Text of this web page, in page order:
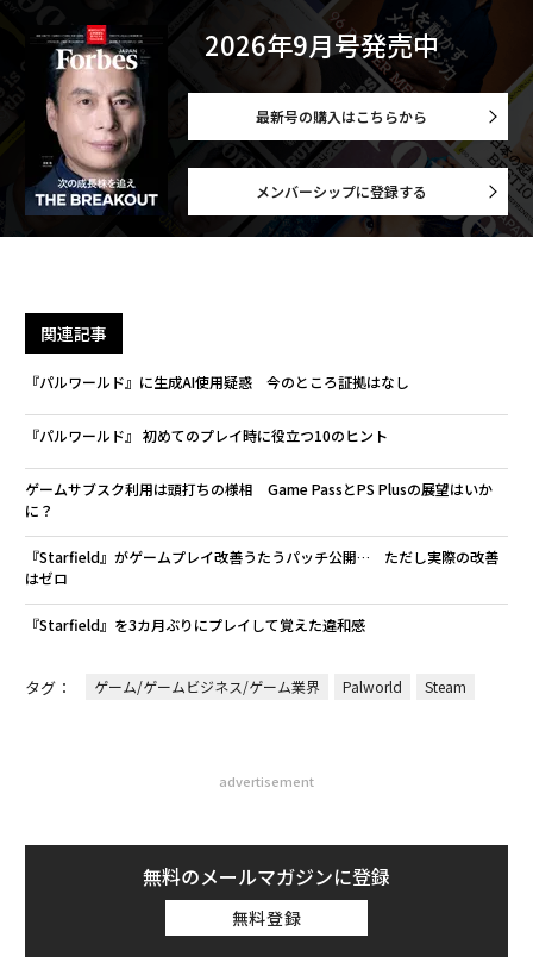
2026年9月号発売中
最新号の購入はこちらから
メンバーシップに登録する
関連記事
『パルワールド』に生成AI使用疑惑 今のところ証拠はなし
『パルワールド』 初めてのプレイ時に役立つ10のヒント
ゲームサブスク利用は頭打ちの様相 Game PassとPS Plusの展望はいか
に？
『Starfield』がゲームプレイ改善うたうパッチ公開… ただし実際の改善
はゼロ
『Starfield』を3カ月ぶりにプレイして覚えた違和感
タグ： ゲーム/ゲームビジネス/ゲーム業界 Palworld Steam
advertisement
無料のメールマガジンに登録
無料登録